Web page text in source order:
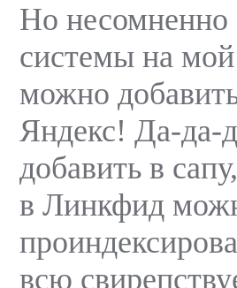
Но
системы на мой
можно
Яндекс! Да-да-
добавить в
в Линкфид
всю